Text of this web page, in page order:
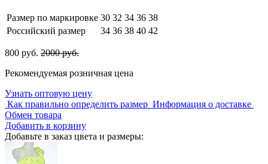
Размер по маркировке 30 32 34 36 38
Российский размер
34 36 38 40 42
800 руб. 2000 руб.
Рекомендуемая розничная цена
Узнать оптовую цену
Как правильно определить размер Информация о доставке
Обмен товара
Добавить в корзину
Добавьте в заказ цвета и размеры: